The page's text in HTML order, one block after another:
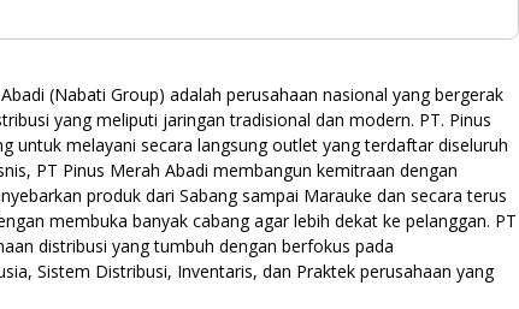
(Nabati Group) adalah perusahaan nasional yang bergerak
yang meliputi jaringan tradisional dan modern. PT. Pinus
untuk melayani secara langsung outlet yang terdaftar diseluruh
PT Pinus Merah Abadi membangun kemitraan dengan
produk dari Sabang sampai Marauke dan secara terus
membuka banyak cabang agar lebih dekat ke pelanggan. PT
distribusi yang tumbuh dengan berfokus pada
Sistem Distribusi, Inventaris, dan Praktek perusahaan yang